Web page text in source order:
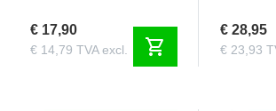
€ 17,90
€ 14,79 TVA excl. shopping_cart
€ 28,95
€ 23,93